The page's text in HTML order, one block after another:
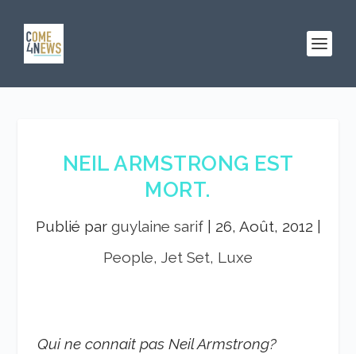
NEIL ARMSTRONG EST
MORT.
Publié par guylaine sarif| 26, Août, 2012
People, Jet Set, Luxe
Qui ne connait pas Neil Armstrong?